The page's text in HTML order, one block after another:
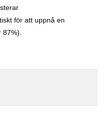
för att uppnå en
87%).